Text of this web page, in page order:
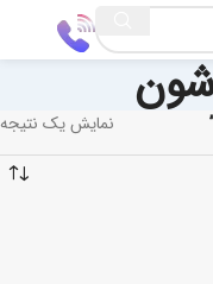
شون
نمایش یک نتیجه